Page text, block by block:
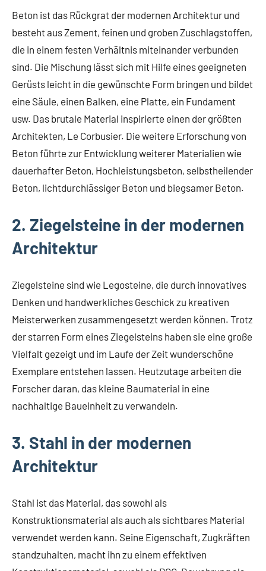
Beton ist das Rückgrat der modernen Architektur und
besteht aus Zement, feinen und groben Zuschlagstoffen,
die in einem festen Verhältnis miteinander verbunden
sind. Die Mischung lässt sich mit Hilfe eines geeigneten
Gerüsts leicht in die gewünschte Form bringen und bildet
eine Säule, einen Balken, eine Platte, ein Fundament
usw. Das brutale Material inspirierte einen der größten
Architekten, Le Corbusier. Die weitere Erforschung von
Beton führte zur Entwicklung weiterer Materialien wie
dauerhafter Beton, Hochleistungsbeton, selbstheilender
Beton, lichtdurchlässiger Beton und biegsamer Beton.
2. Ziegelsteine in der modernen
Architektur
Ziegelsteine sind wie Legosteine, die durch innovatives
Denken und handwerkliches Geschick zu kreativen
Meisterwerken zusammengesetzt werden können. Trotz
der starren Form eines Ziegelsteins haben sie eine große
Vielfalt gezeigt und im Laufe der Zeit wunderschöne
Exemplare entstehen lassen. Heutzutage arbeiten die
Forscher daran, das kleine Baumaterial in eine
nachhaltige Baueinheit zu verwandeln.
3. Stahl in der modernen
Architektur
Stahl ist das Material, das sowohl als
Konstruktionsmaterial als auch als sichtbares Material
verwendet werden kann. Seine Eigenschaft, Zugkräften
standzuhalten, macht ihn zu einem effektiven